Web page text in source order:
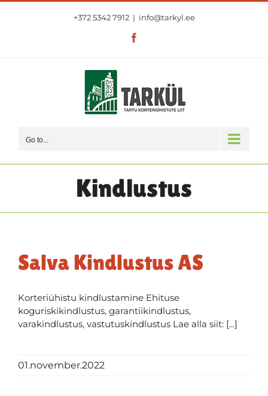
Skip
+372 5342 7912 | info@tarkyl.ee
Go to...
Kindlustus
Salva Kindlustus AS
Korteriühistu kindlustamine Ehituse
koguriskikindlustus, garantiikindlustus,
varakindlustus, vastutuskindlustus Lae alla siit: [...]
01.november.2022